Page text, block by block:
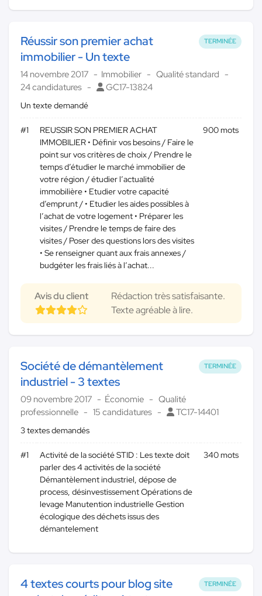
TERMINÉE
Réussir son premier achat
immobilier - Un texte
14 novembre 2017 Immobilier
Qualité standard
24 candidatures
GC17-13824
Un texte demandé
#1
REUSSIR SON PREMIER ACHAT
IMMOBILIER • Définir vos besoins / Faire le
point sur vos critères de choix / Prendre le
temps d’étudier le marché immobilier de
votre région / étudier l’actualité
immobilière • Etudier votre capacité
d’emprunt / • Etudier les aides possibles à
l’achat de votre logement • Préparer les
visites / Prendre le temps de faire des
visites / Poser des questions lors des visites
• Se renseigner quant aux frais annexes /
budgéter les frais liés à l’achat...
900 mots
Avis du client
Rédaction très satisfaisante.
Texte agréable à lire.
TERMINÉE
Société de démantèlement
industriel - 3 textes
09 novembre 2017 Économie
Qualité
professionnelle
15 candidatures TC17-14401
3 textes demandés
#1
Activité de la société STID : Les texte doit
parler des 4 activités de la société
Démantèlement industriel, dépose de
process, désinvestissement Opérations de
levage Manutention industrielle Gestion
écologique des déchets issus des
démantelement
340 mots
TERMINÉE
4 textes courts pour blog site